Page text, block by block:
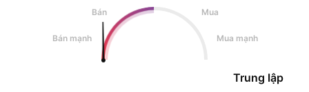
Bán
Mua
Bán mạnh Mua mạnh
Trung lập